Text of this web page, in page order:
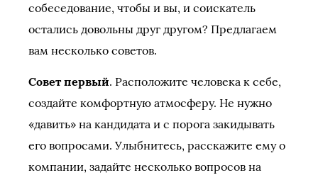
собеседование, чтобы и вы, и соискатель
остались довольны друг другом? Предлагаем
вам несколько советов.
Совет первый. Расположите человека к себе,
создайте комфортную атмосферу. Не нужно
«давить» на кандидата и с порога закидывать
его вопросами. Улыбнитесь, расскажите ему о
компании, задайте несколько вопросов на